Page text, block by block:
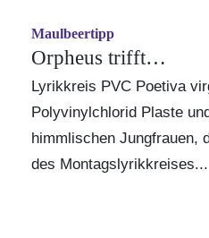
Maulbeertipp
Orpheus trifft…
Lyrikkreis PVC Poetiva
Polyvinylchlorid Plaste
himmlischen Jungfrauen,
des Montagslyrikkreises...